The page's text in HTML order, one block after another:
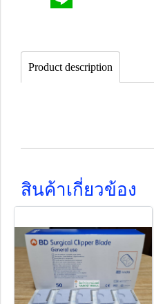
Product description
สินค้าเกี่ยวข้อง